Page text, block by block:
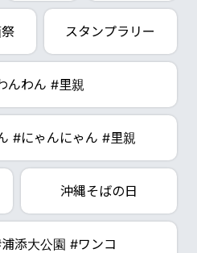
スタンプラリー
んわん #里親
#にゃんにゃん #里親
沖縄そばの日
添大公園 #ワンコ